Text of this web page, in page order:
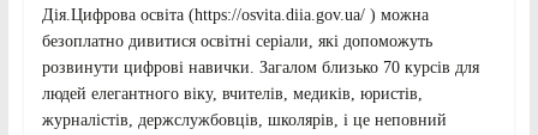
Дія.Цифрова освіта (https://osvita.diia.gov.ua/ ) можна
безоплатно дивитися освітні серіали, які допоможуть
розвинути цифрові навички. Загалом близько 70 курсів для
людей елегантного віку, вчителів, медиків, юристів,
журналістів, держслужбовців, школярів, і це неповний